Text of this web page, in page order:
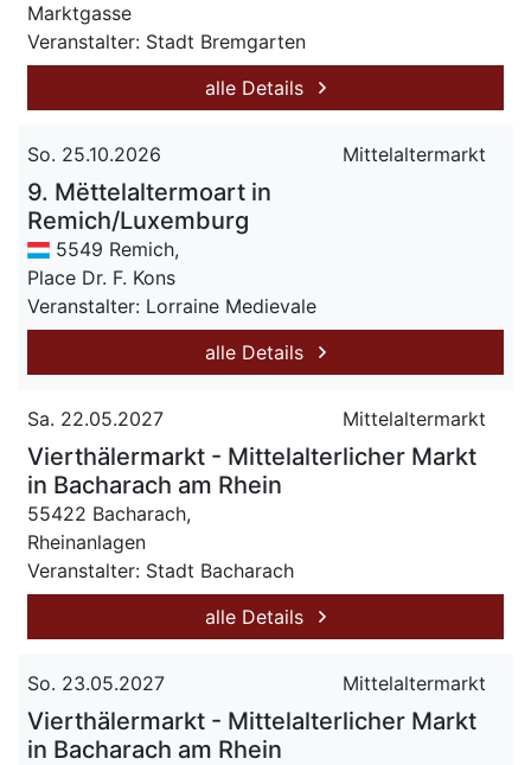
Marktgasse
Veranstalter: Stadt Bremgarten
alle Details
So. 25.10.2026 Mittelaltermarkt
9. Mëttelaltermoart in
Remich/Luxemburg
5549 Remich,
Place Dr. F. Kons
Veranstalter: Lorraine Medievale
alle Details
Sa. 22.05.2027 Mittelaltermarkt
Vierthälermarkt - Mittelalterlicher Markt
in Bacharach am Rhein
55422 Bacharach,
Rheinanlagen
Veranstalter: Stadt Bacharach
alle Details
So. 23.05.2027 Mittelaltermarkt
Vierthälermarkt - Mittelalterlicher Markt
in Bacharach am Rhein